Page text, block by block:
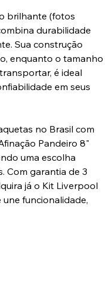
brilhante (fotos
durabilidade
Sua construção
enquanto o tamanho
é ideal
em seus
no Brasil com
Pandeiro 8"
uma escolha
Com garantia de 3
já o Kit Liverpool
funcionalidade,